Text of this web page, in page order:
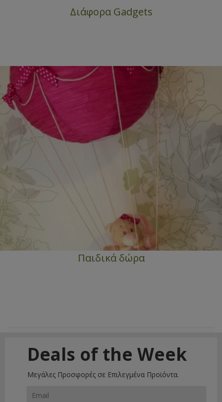
Διάφορα Gadgets
Παιδικά δώρα
Deals of the Week
Μεγάλες Προσφορές σε Επιλεγμένα Προϊόντα.